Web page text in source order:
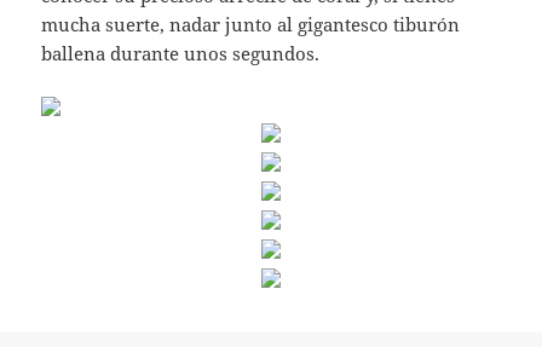
mucha suerte, nadar junto al gigantesco tiburón
ballena durante unos segundos.